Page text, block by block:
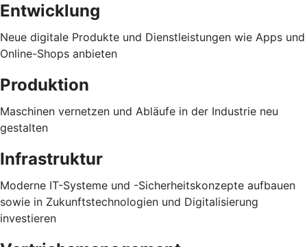
Entwicklung
Neue digitale Produkte und Dienstleistungen wie Apps und
Online-Shops anbieten
Produktion
Maschinen vernetzen und Abläufe in der Industrie neu
gestalten
Infrastruktur
Moderne IT-Systeme und -Sicherheitskonzepte aufbauen
sowie in Zukunftstechnologien und Digitalisierung
investieren